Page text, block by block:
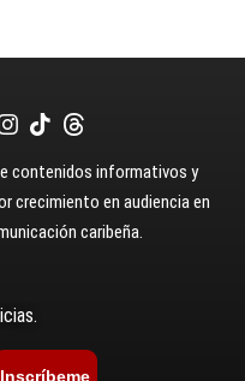
contenidos informativos y
crecimiento en audiencia en
caribeña.
Inscríbeme